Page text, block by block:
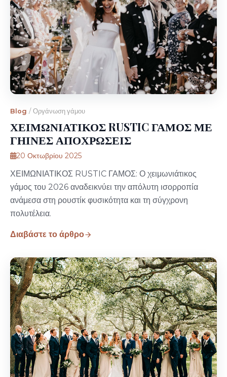
Blog / Οργάνωση γάμου
ΧΕΙΜΩΝΙΑΤΙΚΟΣ RUSTIC ΓΑΜΟΣ ΜΕ
ΓΗΙΝΕΣ ΑΠΟΧΡΩΣΕΙΣ
20 Οκτωβρίου 2025
ΧΕΙΜΩΝΙΑΤΙΚΟΣ RUSTIC ΓΑΜΟΣ: Ο χειμωνιάτικος
γάμος του 2026 αναδεικνύει την απόλυτη ισορροπία
ανάμεσα στη ρουστίκ φυσικότητα και τη σύγχρονη
πολυτέλεια.
Διαβάστε το άρθρο